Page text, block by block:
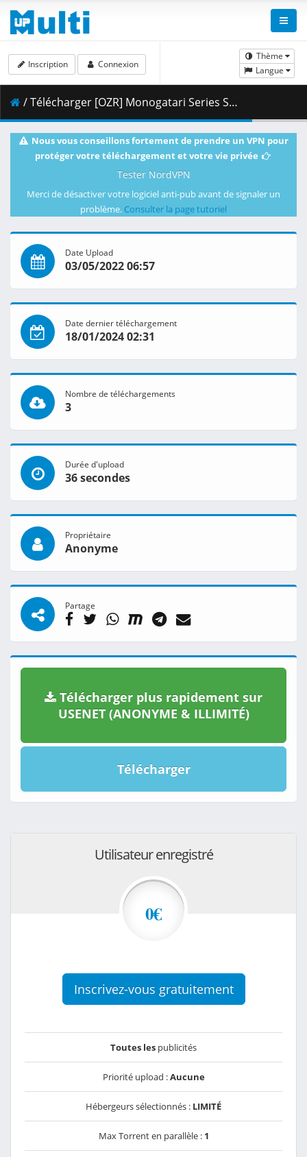
Thème
Langue
Inscription Connexion
/ Télécharger [OZR] Monogatari Series Second Season - 12 (BD 1080p HEVC FLAC) [5EBFD467].mkv.002 ( 370.24 MB )
Nous vous conseillons fortement de prendre un VPN pour
protéger votre téléchargement et votre vie privée
Tester NordVPN
Merci de désactiver votre logiciel anti-pub avant de signaler un
problème. Consulter la page tutoriel
Date Upload
03/05/2022 06:57
Date dernier téléchargement
18/01/2024 02:31
Nombre de téléchargements
3
Durée d'upload
36 secondes
Propriétaire
Anonyme
Partage
Télécharger plus rapidement sur
USENET (ANONYME & ILLIMITÉ)
Télécharger
Utilisateur enregistré
0€
Inscrivez-vous gratuitement
Toutes les publicités
Priorité upload :Aucune
Hébergeurs sélectionnés : LIMITÉ
Max Torrent en parallèle : 1